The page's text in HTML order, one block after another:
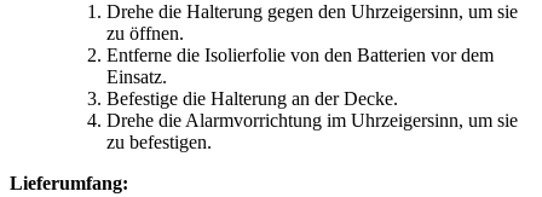
Drehe die Halterung gegen den Uhrzeigersinn, um sie
zu öffnen.
Entferne die Isolierfolie von den Batterien vor dem
Einsatz.
Befestige die Halterung an der Decke.
Drehe die Alarmvorrichtung im Uhrzeigersinn, um sie
zu befestigen.
Lieferumfang: